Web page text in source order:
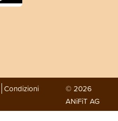
Condizioni
© 2026
ANiFiT AG